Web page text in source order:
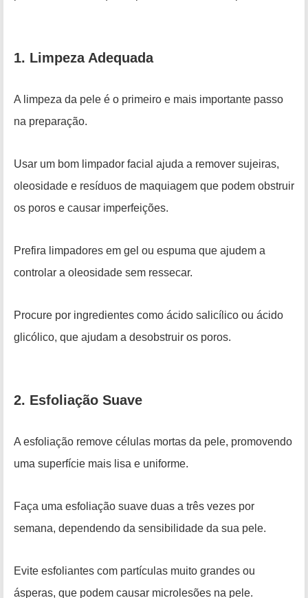
1. Limpeza Adequada
A limpeza da pele é o primeiro e mais importante passo
na preparação.
Usar um bom limpador facial ajuda a remover sujeiras,
oleosidade e resíduos de maquiagem que podem obstruir
os poros e causar imperfeições.
Prefira limpadores em gel ou espuma que ajudem a
controlar a oleosidade sem ressecar.
Procure por ingredientes como ácido salicílico ou ácido
glicólico, que ajudam a desobstruir os poros.
2. Esfoliação Suave
A esfoliação remove células mortas da pele, promovendo
uma superfície mais lisa e uniforme.
Faça uma esfoliação suave duas a três vezes por
semana, dependendo da sensibilidade da sua pele.
Evite esfoliantes com partículas muito grandes ou
ásperas, que podem causar microlesões na pele.